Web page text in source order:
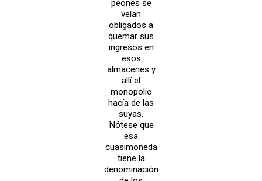
peones se
veían
obligados a
quemar sus
ingresos en
esos
almacenes y
allí el
monopolio
hacía de las
suyas.
Nótese que
esa
cuasimoneda
tiene la
denominación